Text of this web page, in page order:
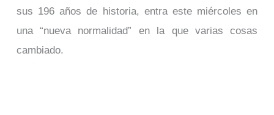
sus 196 años de historia, entra este miércoles en
una “nueva normalidad” en la que varias cosas
cambiado.